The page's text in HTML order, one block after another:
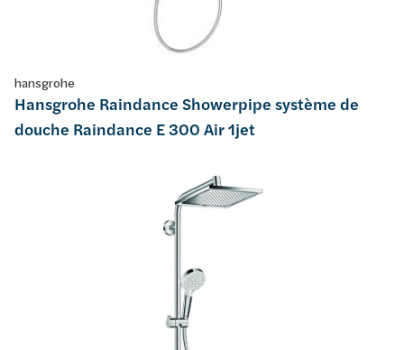
hansgrohe
Hansgrohe Raindance Showerpipe système de
douche Raindance E 300 Air 1jet